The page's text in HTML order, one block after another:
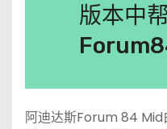
版本中
阿迪达斯Forum 84 Mid